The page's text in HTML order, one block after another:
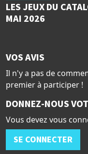
LES JEUX DU
MAI 2026
VOS AVIS
Il n'y a pas de
premier à participer !
DONNEZ-NOUS
Vous devez vous
SE CONNECTER